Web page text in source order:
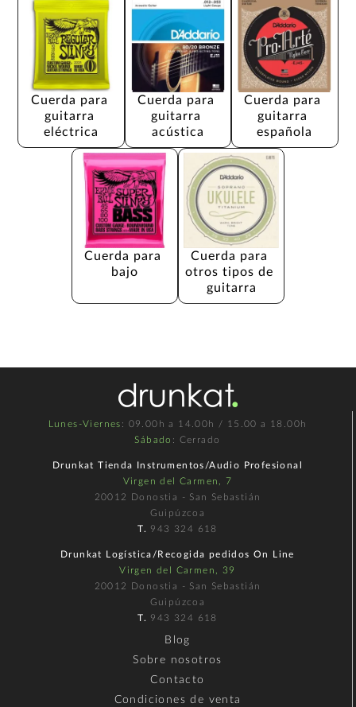
Cuerda para
guitarra
eléctrica
Cuerda para
guitarra
acústica
Cuerda para
guitarra
española
Cuerda para
bajo
Cuerda para
otros tipos de
guitarra
Lunes-Viernes : 09.00h a 14.00h / 15.00 a 18.00h
Sábado : Cerrado
Drunkat Tienda Instrumentos/Audio Profesional
Virgen del Carmen, 7
20012 Donostia - San Sebastián
Guipúzcoa
T. 943 324 618
Drunkat Logística/Recogida pedidos On Line
Virgen del Carmen, 39
20012 Donostia - San Sebastián
Guipúzcoa
T. 943 324 618
Blog
Sobre nosotros
Contacto
Condiciones de venta